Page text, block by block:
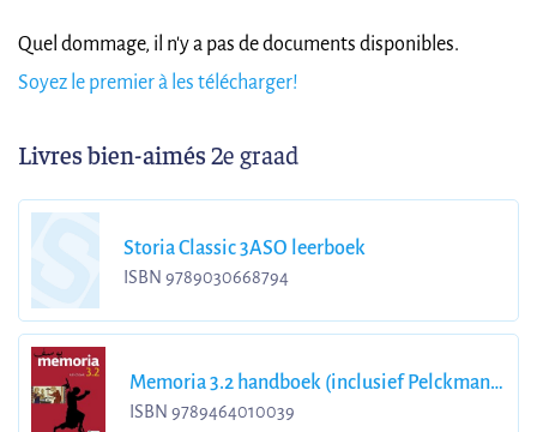
Quel dommage, il n'y a pas de documents disponibles.
Soyez le premier à les télécharger!
Livres bien-aimés 2e graad
Storia Classic 3ASO leerboek
ISBN 9789030668794
Memoria 3.2 handboek (inclusief Pelckmans
Portaal)
ISBN 9789464010039